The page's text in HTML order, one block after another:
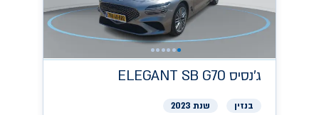
ג'נסיס ELEGANT SB G70
בנזין שנת 2023